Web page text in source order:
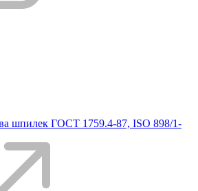
шпилек ГОСТ 1759.4-87, ISO 898/1-